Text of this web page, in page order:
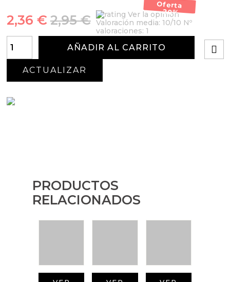
Oferta
-20%
2,95 €
2,36 €
Ver la opinión
Valoración media: 10/10 Nº
valoraciones: 1
AÑADIR AL CARRITO
PRODUCTOS
RELACIONADOS